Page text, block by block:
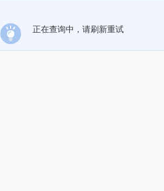
正在查询中，请刷新重试